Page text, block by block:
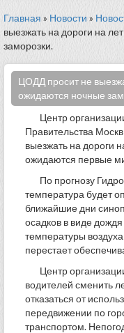
Главная » Новости »
выезжать на дороги на
заморозки.
ЦОДД просит не
ожидаются ночные
Центр
Правительства
выезжать на дороги
ожидаются первые
По прогнозу
температура будет
ближайшие дни
осадков в виде
температуры
перестает
Центр
водителей сменить
отказаться от
передвижении по
транспортом.